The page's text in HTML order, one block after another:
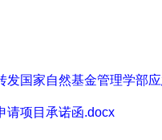
发国家自然基金管理学部
请项目承诺函.docx